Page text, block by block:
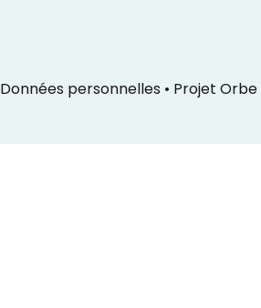
Données personnelles • Projet Orbe